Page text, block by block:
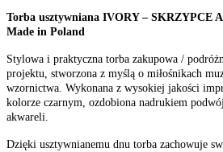
Torba usztywniana IVORY – SKRZYPCE
Made in Poland
Stylowa i praktyczna torba zakupowa /
projektu, stworzona z myślą o miłośnikach
wzornictwa. Wykonana z wysokiej jakości
kolorze czarnym, ozdobiona nadrukiem
akwareli.
Dzięki usztywnianemu dnu torba zachowuje